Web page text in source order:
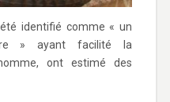
identifié comme « un
» ayant facilité la
ont estimé des